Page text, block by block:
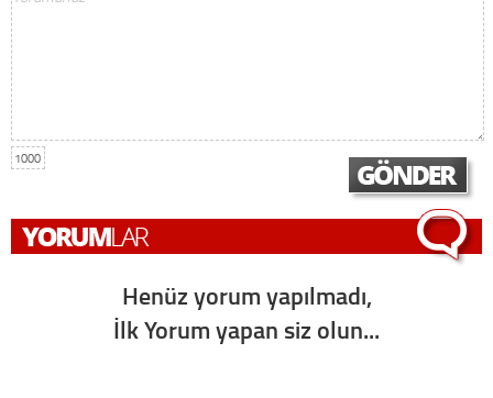
1000
Henüz yorum yapılmadı,
İlk Yorum yapan siz olun...